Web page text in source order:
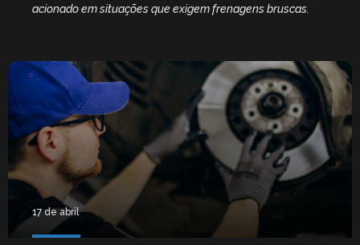
acionado em situações que exigem frenagens bruscas.
17 de abril